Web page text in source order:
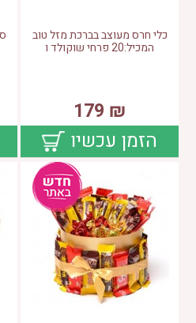
כלי חרס מעוצב בברכת מזל טוב
המכיל:20 פרחי שוקולד ו
₪
179
הזמן עכשיו